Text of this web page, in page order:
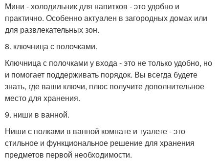
Мини - холодильник для напитков - это удобно и
практично. Особенно актуален в загородных домах или
для развлекательных зон.
8. ключница с полочками.
Ключница с полочками у входа - это не только удобно, но
и помогает поддерживать порядок. Вы всегда будете
знать, где ваши ключи, плюс получите дополнительное
место для хранения.
9. ниши в ванной.
Ниши с полками в ванной комнате и туалете - это
стильное и функциональное решение для хранения
предметов первой необходимости.